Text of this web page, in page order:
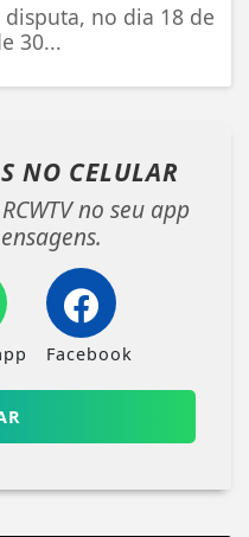
disputa, no dia 18 de
30...
NO CELULAR
no seu app
Facebook